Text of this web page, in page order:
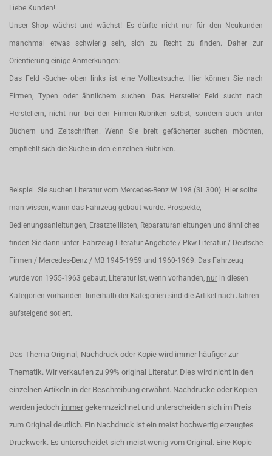
Liebe Kunden!
Unser Shop wächst und wächst! Es dürfte nicht nur für den Neukunden
manchmal etwas schwierig sein, sich zu Recht zu finden. Daher zur
Orientierung einige Anmerkungen:
Das Feld -Suche- oben links ist eine Volltextsuche. Hier können Sie nach
Firmen, Typen oder ähnlichem suchen. Das Hersteller Feld sucht nach
Herstellern, nicht nur bei den Firmen-Rubriken selbst, sondern auch unter
Büchern und Zeitschriften. Wenn Sie breit gefächerter suchen möchten,
empfiehlt sich die Suche in den einzelnen Rubriken.
Beispiel: Sie suchen Literatur vom Mercedes-Benz W 198 (SL 300). Hier sollte
man wissen, wann das Fahrzeug gebaut wurde. Prospekte,
Bedienungsanleitungen, Ersatzteillisten, Reparaturanleitungen und ähnliches
finden Sie dann unter: Fahrzeug Literatur Angebote / Pkw Literatur / Deutsche
Firmen / Mercedes-Benz / MB 1945-1959 und 1960-1969. Das Fahrzeug
wurde von 1955-1963 gebaut, Literatur ist, wenn vorhanden, nur in diesen
Kategorien vorhanden. Innerhalb der Kategorien sind die Artikel nach Jahren
aufsteigend sotiert.
Das Thema Original, Nachdruck oder Kopie wird immer häufiger zur
Thematik. Wir verkaufen zu 99% original Literatur. Dies wird nicht in den
einzelnen Artikeln in der Beschreibung erwähnt. Nachdrucke oder Kopien
werden jedoch immer gekennzeichnet und unterscheiden sich im Preis
zum Original deutlich. Ein Nachdruck ist ein meist hochwertig erzeugtes
Druckwerk. Es unterscheidet sich meist wenig vom Original. Eine Kopie